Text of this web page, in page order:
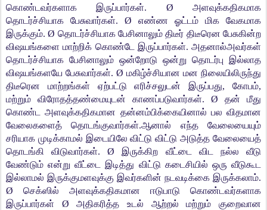
கொண்டவர்களாக இருப்பார்கள். Ø அளவுக்கதிகமாக
தொடர்ச்சியாக பேசுவார்கள். Ø எண்ண ஓட்டம் மிக வேகமாக
இருக்கும். Ø தொடர்ச்சியாக பேசினாலும் திடீர் திடீரென பேசுகின்ற
விஷயங்களை மாற்றிக் கொண்டே இருப்பார்கள். அதனால்அவர்கள்
தொடர்ச்சியாக பேசினாலும் ஒன்றோடு ஒன்று தொடர்பு இல்லாத
விஷயங்களயே பேசுவார்கள். Ø மகிழ்ச்சியான மன நிலையிலிருந்து
திடீரென மாற்றங்கள் ஏற்பட்டு எரிச்சலுடன் இருப்பது, கோபம்,
மற்றும் விரோதத்தண்மையுடன் காணப்படுவார்கள். Ø தன் மீது
கொண்ட அளவுக்கதிகமான தன்னம்பிக்கையினால் பல விதமான
வேலைகளைத் தொடங்குவார்கள்.ஆனால் எந்த வேலையையும்
சரியாக முடிக்காமல் இடையிலே விட்டு விட்டு அடுத்த வேலையைத்
தொடங்கி விடுவார்கள். Ø இருக்கிற வீட்டை விட நல்ல வீடு
வேண்டும் என்று வீட்டை இடித்து விட்டு கடைசியில் ஒரு வீடுகூட
இல்லாமல் இருக்குமளவுக்கு இவர்களின் நடவடிக்கை இருக்கலாம்.
Ø செக்ஸில் அளவுக்கதிகமான ஈடுபாடு கொண்டவர்களாக
இருப்பார்கள் Ø அதிகரித்த உடல் ஆற்றல் மற்றும் குறைவான